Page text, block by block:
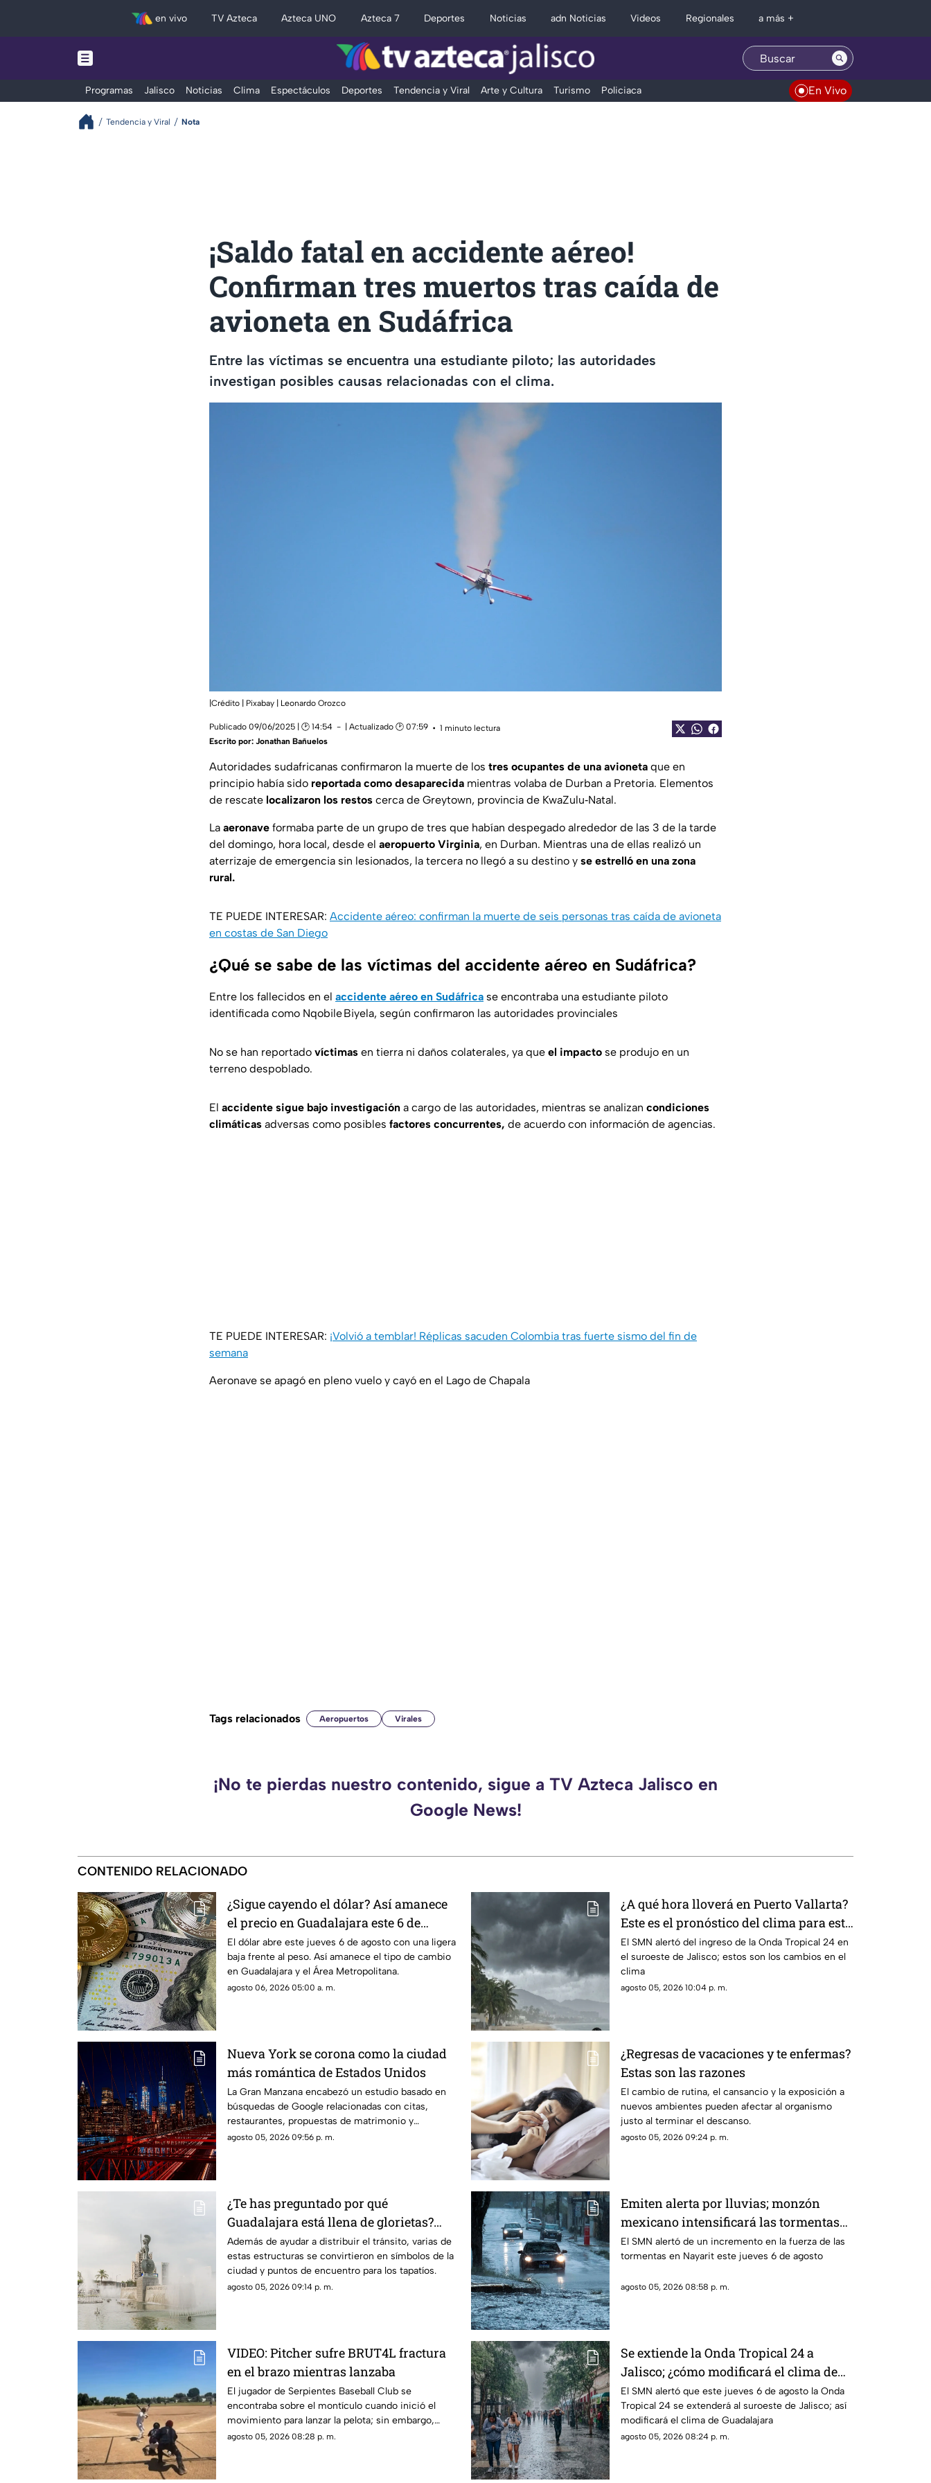
en vivo TV Azteca Azteca UNO Azteca 7 Deportes Noticias adn Noticias Videos Regionales a más +
Programas Jalisco Noticias Clima Espectáculos Deportes Tendencia y Viral Arte y Cultura Turismo Policiaca En Vivo
Tendencia y Viral Nota
¡Saldo fatal en accidente aéreo!
Confirman tres muertos tras caída de
avioneta en Sudáfrica
Entre las víctimas se encuentra una estudiante piloto; las autoridades
investigan posibles causas relacionadas con el clima.
|Crédito | Pixabay | Leonardo Orozco
Publicado 09/06/2025 | 🕑 14:54 | Actualizado 🕑 07:59
1 minuto lectura
Escrito por: Jonathan Bañuelos
Autoridades sudafricanas confirmaron la muerte de los tres ocupantes de una avioneta que en
principio había sido reportada como desaparecida mientras volaba de Durban a Pretoria. Elementos
de rescate localizaron los restos cerca de Greytown, provincia de KwaZulu‑Natal.
La aeronave formaba parte de un grupo de tres que habían despegado alrededor de las 3 de la tarde
del domingo, hora local, desde el aeropuerto Virginia, en Durban. Mientras una de ellas realizó un
aterrizaje de emergencia sin lesionados, la tercera no llegó a su destino y se estrelló en una zona
rural.
TE PUEDE INTERESAR: Accidente aéreo: confirman la muerte de seis personas tras caída de avioneta
en costas de San Diego
¿Qué se sabe de las víctimas del accidente aéreo en Sudáfrica?
Entre los fallecidos en el accidente aéreo en Sudáfrica se encontraba una estudiante piloto
identificada como Nqobile Biyela, según confirmaron las autoridades provinciales
No se han reportado víctimas en tierra ni daños colaterales, ya que el impacto se produjo en un
terreno despoblado.
El accidente sigue bajo investigación a cargo de las autoridades, mientras se analizan condiciones
climáticas adversas como posibles factores concurrentes, de acuerdo con información de agencias.
TE PUEDE INTERESAR: ¡Volvió a temblar! Réplicas sacuden Colombia tras fuerte sismo del fin de
semana
Aeronave se apagó en pleno vuelo y cayó en el Lago de Chapala
Tags relacionados Aeropuertos Virales
¡No te pierdas nuestro contenido, sigue a TV Azteca Jalisco en
Google News!
CONTENIDO RELACIONADO
¿Sigue cayendo el dólar? Así amanece
el precio en Guadalajara este 6 de
agosto
El dólar abre este jueves 6 de agosto con una ligera
baja frente al peso. Así amanece el tipo de cambio
en Guadalajara y el Área Metropolitana.
agosto 06, 2026 05:00 a. m.
¿A qué hora lloverá en Puerto Vallarta?
Este es el pronóstico del clima para este
6 de agosto
El SMN alertó del ingreso de la Onda Tropical 24 en
el suroeste de Jalisco; estos son los cambios en el
clima
agosto 05, 2026 10:04 p. m.
Nueva York se corona como la ciudad
más romántica de Estados Unidos
La Gran Manzana encabezó un estudio basado en
búsquedas de Google relacionadas con citas,
restaurantes, propuestas de matrimonio y
experiencias para parejas.
agosto 05, 2026 09:56 p. m.
¿Regresas de vacaciones y te enfermas?
Estas son las razones
El cambio de rutina, el cansancio y la exposición a
nuevos ambientes pueden afectar al organismo
justo al terminar el descanso.
agosto 05, 2026 09:24 p. m.
¿Te has preguntado por qué
Guadalajara está llena de glorietas?
Esta es la razón
Además de ayudar a distribuir el tránsito, varias de
estas estructuras se convirtieron en símbolos de la
ciudad y puntos de encuentro para los tapatíos.
agosto 05, 2026 09:14 p. m.
Emiten alerta por lluvias; monzón
mexicano intensificará las tormentas
en Nayarit
El SMN alertó de un incremento en la fuerza de las
tormentas en Nayarit este jueves 6 de agosto
agosto 05, 2026 08:58 p. m.
VIDEO: Pitcher sufre BRUT4L fractura
en el brazo mientras lanzaba
El jugador de Serpientes Baseball Club se
encontraba sobre el montículo cuando inició el
movimiento para lanzar la pelota; sin embargo,
segundos después ocurrió algo inesperado.
agosto 05, 2026 08:28 p. m.
Se extiende la Onda Tropical 24 a
Jalisco; ¿cómo modificará el clima de
Guadalajara?
El SMN alertó que este jueves 6 de agosto la Onda
Tropical 24 se extenderá al suroeste de Jalisco; así
modificará el clima de Guadalajara
agosto 05, 2026 08:24 p. m.